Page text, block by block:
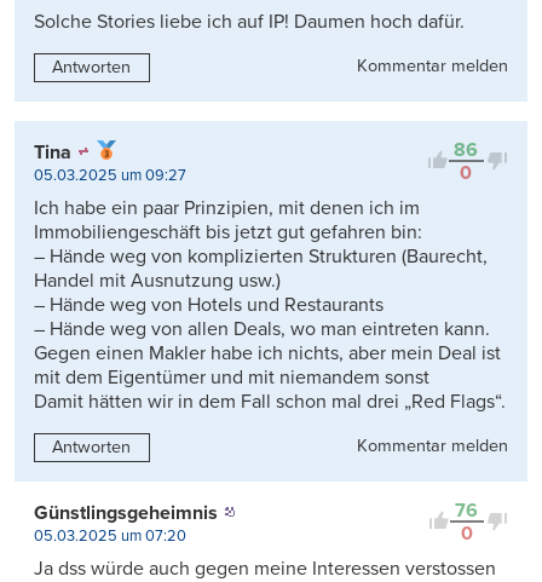
Solche Stories liebe ich auf IP! Daumen hoch dafür.
Antworten Kommentar melden
86
0
Tina
05.03.2025 um 09:27
Ich habe ein paar Prinzipien, mit denen ich im
Immobiliengeschäft bis jetzt gut gefahren bin:
– Hände weg von komplizierten Strukturen (Baurecht,
Handel mit Ausnutzung usw.)
– Hände weg von Hotels und Restaurants
– Hände weg von allen Deals, wo man eintreten kann.
Gegen einen Makler habe ich nichts, aber mein Deal ist
mit dem Eigentümer und mit niemandem sonst
Damit hätten wir in dem Fall schon mal drei „Red Flags“.
Antworten Kommentar melden
76
0
Günstlingsgeheimnis
05.03.2025 um 07:20
Ja dss würde auch gegen meine Interessen verstossen